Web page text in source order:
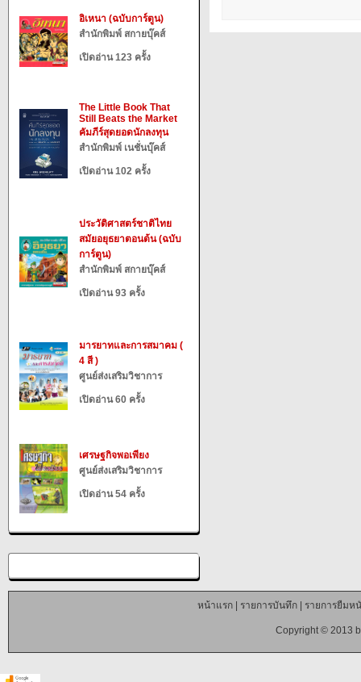
อิเหนา (ฉบับการ์ตูน)
สำนักพิมพ์ สกายบุ๊คส์
เปิดอ่าน 123 ครั้ง
The Little Book That
Still Beats the Market
คัมภีร์สุดยอดนักลงทุน
สำนักพิมพ์ เนชั่นบุ๊คส์
เปิดอ่าน 102 ครั้ง
ประวัติศาสตร์ชาติไทย
สมัยอยุธยาตอนต้น (ฉบับ
การ์ตูน)
สำนักพิมพ์ สกายบุ๊คส์
เปิดอ่าน 93 ครั้ง
มารยาทและการสมาคม (
4 สี )
ศูนย์ส่งเสริมวิชาการ
เปิดอ่าน 60 ครั้ง
เศรษฐกิจพอเพียง
ศูนย์ส่งเสริมวิชาการ
เปิดอ่าน 54 ครั้ง
หน้าแรก| รายการบันทึก| รายการยืมห
Copyright © 2013